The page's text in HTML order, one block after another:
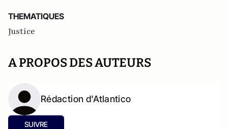
THEMATIQUES
Justice
A PROPOS DES AUTEURS
Rédaction d'Atlantico
SUIVRE